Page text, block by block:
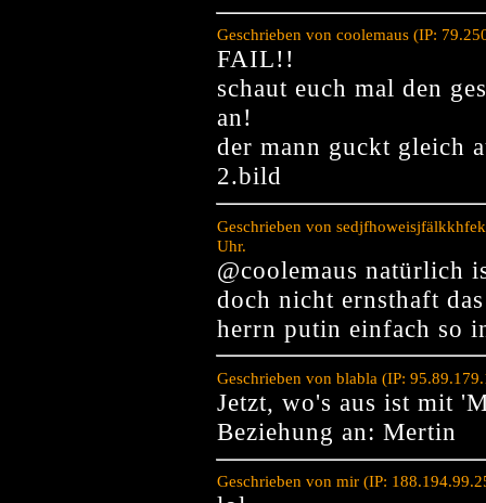
Geschrieben von coolemaus (IP:
FAIL!!
schaut euch mal den
an!
der mann guckt gleich
2.bild
Geschrieben von
Uhr.
@coolemaus natürlich
doch nicht ernsthaft
herrn putin einfach so
Geschrieben von blabla (IP:
Jetzt, wo's aus ist mit
Beziehung an: Mertin
Geschrieben von mir (IP: